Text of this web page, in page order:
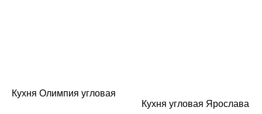
Кухня Олимпия угловая
Кухня угловая Ярослава